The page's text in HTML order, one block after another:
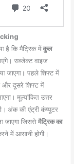
है कि मैट्रिक मेंकुल
सब्जेक्ट वाइज
जाएगा। पहले शिफ्ट में
दूसरे शिफ्ट में
मूल्यांकित उत्तर
अंक की एंट्री कंप्यूटर
जाएगा जिससेमैट्रिक का
में आसानी होगी।